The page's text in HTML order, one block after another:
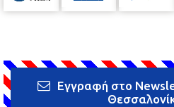
Εγγραφή στο